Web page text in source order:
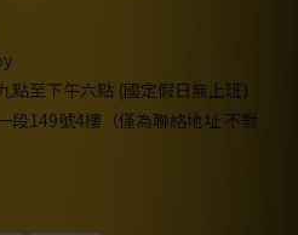
點至下午六點 (國定假日無上班)
段149號4樓（僅為聯絡地址 不對